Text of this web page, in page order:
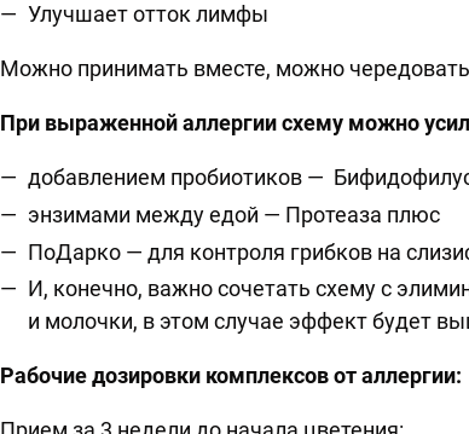
Улучшает отток лимфы
Можно принимать вместе, можно
При выраженной аллергии схему можно
добавлением пробиотиков —
энзимами между едой — Протеаза плюс
ПоДарко — для контроля грибков на
И, конечно, важно сочетать схему с
и молочки, в этом случае эффект будет
Рабочие дозировки комплексов от аллергии: